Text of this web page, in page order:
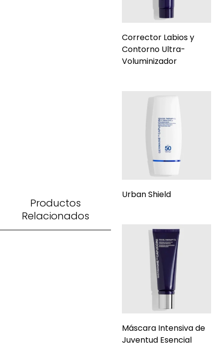
Productos
Relacionados
Corrector Labios y
Contorno Ultra-
Voluminizador
Urban Shield
Máscara Intensiva de
Juventud Esencial